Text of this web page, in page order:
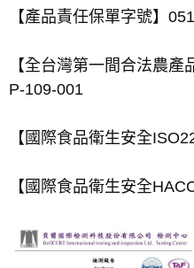
【產品責任保單字號】
【全台灣第一間合法農
P-109-001
【國際食品衛生安全
【國際食品衛生安全